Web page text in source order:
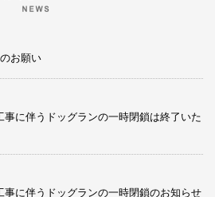
お願い
事に伴うドッグランの一時閉鎖は終了いた
事に伴うドッグランの一時閉鎖のお知らせ